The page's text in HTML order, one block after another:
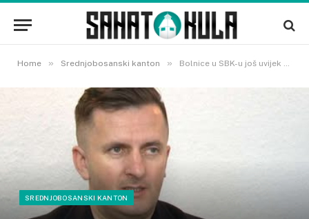
Home » Srednjobosanski kanton » Bolnice u SBK-u još uvijek bez uređaja za magnetnu rezonancu
SREDNJOBOSANSKI KANTON